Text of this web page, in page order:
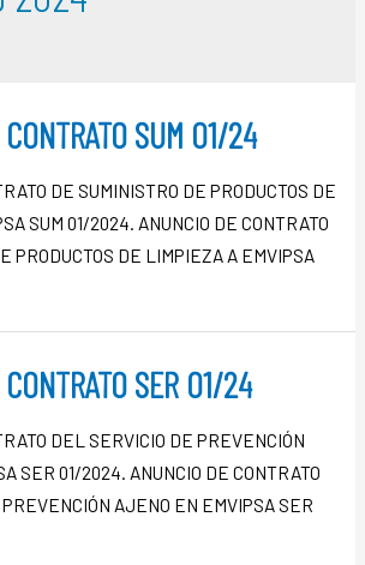
SUM 01/24
DE SUMINISTRO DE PRODUCTOS DE
SUM 01/2024. ANUNCIO DE CONTRATO
PRODUCTOS DE LIMPIEZA A EMVIPSA
SER 01/24
DEL SERVICIO DE PREVENCIÓN
SER 01/2024. ANUNCIO DE CONTRATO
AJENO EN EMVIPSA SER